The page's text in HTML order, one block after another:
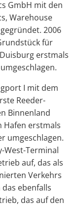
GmbH mit den
Warehouse
2006
für
erstmals
I mit dem
Reeder-
Binnenland
Hafen erstmals
umgeschlagen.
West-Terminal
auf, das als
Verkehrs
ebenfalls
das auf den